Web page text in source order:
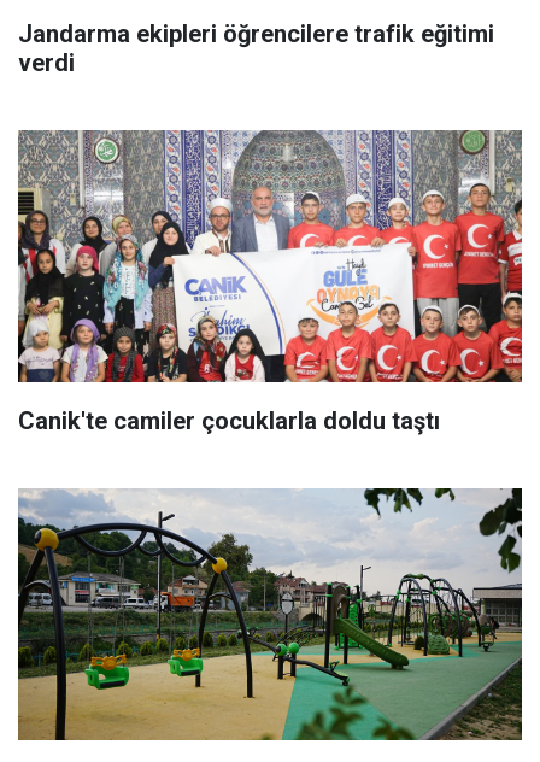
Jandarma ekipleri öğrencilere trafik eğitimi
verdi
Canik'te camiler çocuklarla doldu taştı